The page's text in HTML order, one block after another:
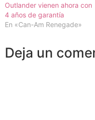
Outlander vienen ahora con
4 años de garantía
En «Can-Am Renegade»
Deja un